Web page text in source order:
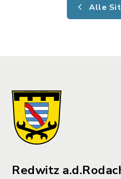
Alle
Redwitz